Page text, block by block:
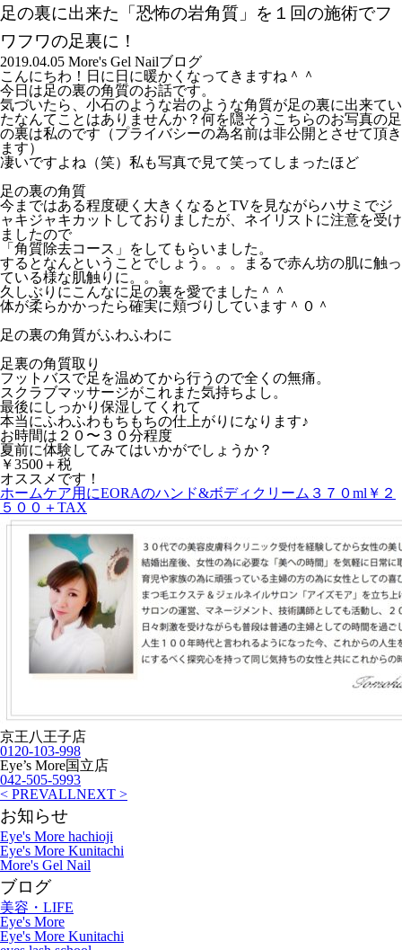
足の裏に出来た「恐怖の岩角質」を１回の施術でフ
ワフワの足裏に！
2019.04.05 More's Gel Nailブログ
こんにちわ！日に日に暖かくなってきますね＾＾
今日は足の裏の角質のお話です。
気づいたら、小石のような岩のような角質が足の裏に出来てい
たなんてことはありませんか？何を隠そうこちらのお写真の足
の裏は私のです（プライバシーの為名前は非公開とさせて頂き
ます）
凄いですよね（笑）私も写真で見て笑ってしまったほど
足の裏の角質
今まではある程度硬く大きくなるとTVを見ながらハサミでジ
ャキジャキカットしておりましたが、ネイリストに注意を受け
ましたので
「角質除去コース」をしてもらいました。
するとなんということでしょう。。。まるで赤ん坊の肌に触っ
ている様な肌触りに。。。
久しぶりにこんなに足の裏を愛でました＾＾
体が柔らかかったら確実に頬づりしています＾０＾
足の裏の角質がふわふわに
足裏の角質取り
フットバスで足を温めてから行うので全くの無痛。
スクラブマッサージがこれまた気持ちよし。
最後にしっかり保湿してくれて
本当にふわふわもちもちの仕上がりになります♪
お時間は２０〜３０分程度
夏前に体験してみてはいかがでしょうか？
￥3500＋税
オススメです！
ホームケア用にEORAのハンド&ボディクリーム３７０ml￥２
５００＋TAX
京王八王子店
0120-103-998
Eye’s More国立店
042-505-5993
< PREVALLNEXT >
お知らせ
Eye's More hachioji
Eye's More Kunitachi
More's Gel Nail
ブログ
美容・LIFE
Eye's More
Eye's More Kunitachi